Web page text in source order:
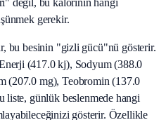
değil, bu kalorinin hangi
gerekir.
bu besinin "gizli gücü"nü gösterir.
(417.0 kj), Sodyum (388.0
(207.0 mg), Teobromin (137.0
liste, günlük beslenmede hangi
gösterir. Özellikle